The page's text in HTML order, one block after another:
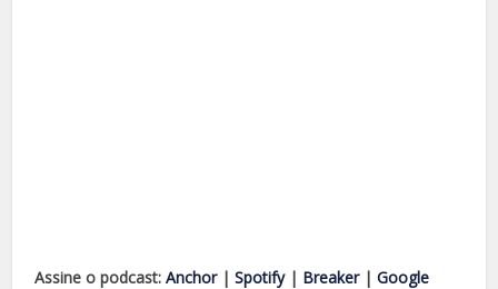
Assine o podcast:Anchor|Spotify| Breaker|Google